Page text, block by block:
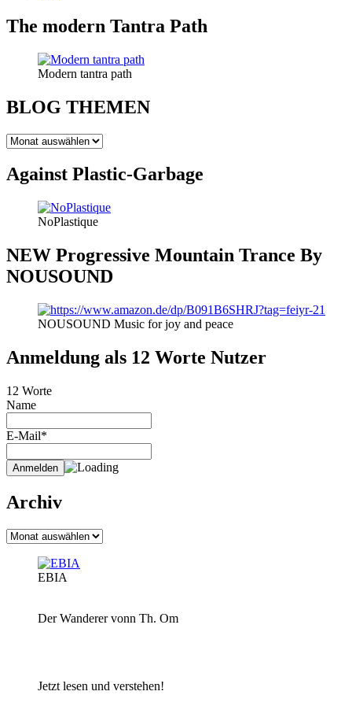
The modern Tantra Path
Modern tantra path
BLOG THEMEN
BLOG
Against Plastic-Garbage
NoPlastique
NEW Progressive Mountain Trance By
NOUSOUND
NOUSOUND Music for joy and peace
Anmeldung als 12 Worte Nutzer
12 Worte
Name
E-Mail*
Archiv
Archiv
EBIA
Der Wanderer vonn Th. Om
Jetzt lesen und verstehen!